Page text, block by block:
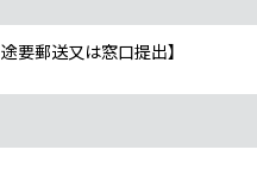
要郵送又は窓口提出】